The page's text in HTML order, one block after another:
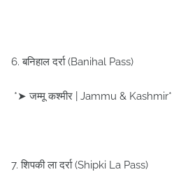
6. बनिहाल दर्रा (Banihal Pass)
*➤ जम्मू कश्मीर | Jammu & Kashmir*
7. शिपकी ला दर्रा (Shipki La Pass)